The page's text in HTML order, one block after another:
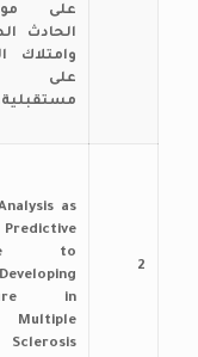
على
الحادث
وامتلاك
على
as
to
Developing
in
Multiple
Sclerosis
2